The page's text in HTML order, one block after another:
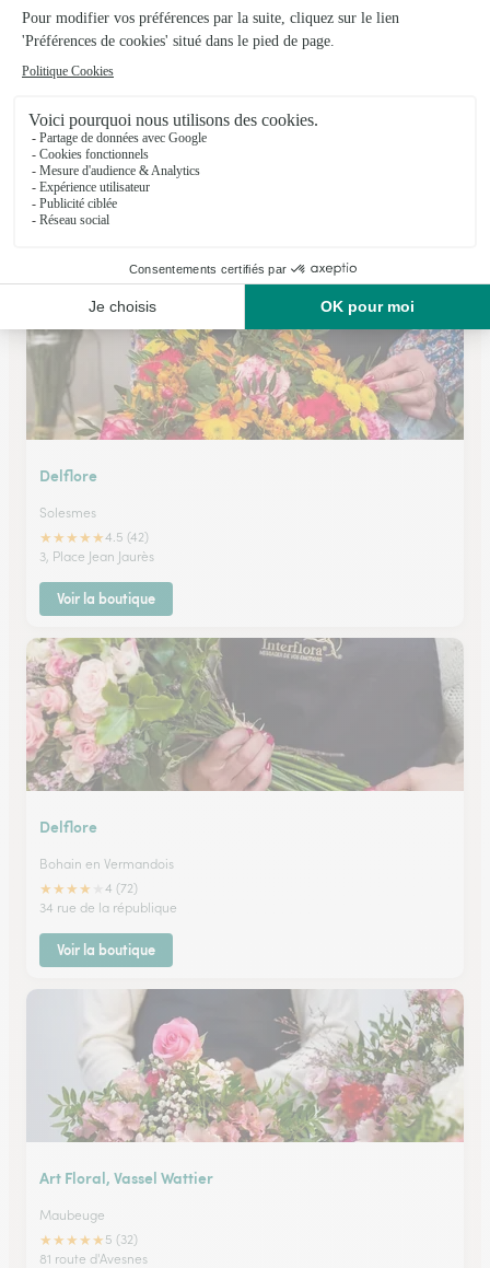
Nympheas
Louvroil
★★★★★4.6 (253)
204, route d'Avesnes
Delflore
Solesmes
★★★★★4.5 (42)
3, Place Jean Jaurès
Voir la boutique
Delflore
Bohain en Vermandois
★★★★
4 (72)
34 rue de la république
Voir la boutique
Art Floral, Vassel Wattier
Maubeuge
★★★★★ 5 (32)
81 route d'Avesnes